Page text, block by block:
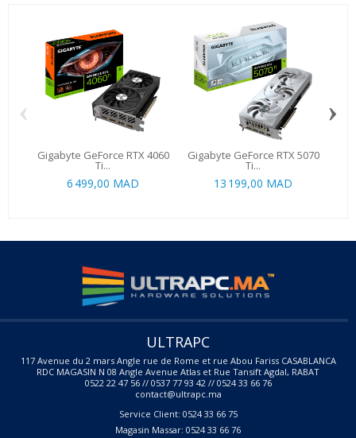
Gigabyte GeForce RTX 4060
Ti...
6 499,00 MAD
Gigabyte GeForce RTX 5070
Ti...
13 199,00 MAD
‹ ›
ULTRAPC
117 Avenue du 2 mars Angle rue de Rome et rue Abou Fariss CASABLANCA
RDC MAGASIN N 08 Angle Avenue Atlas et Rue Tansift Agdal, RABAT
0522 22 47 56 // 0537 77 93 42 // 0524 33 66 76
contact@ultrapc.ma
Service Client: 0524 33 66 75
Magasin Massar: 0524 33 66 76